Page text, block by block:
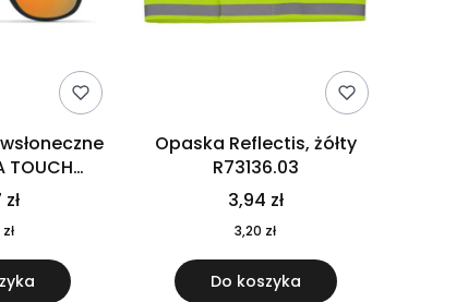
TOUCH
10
Opaska Reflectis, żółty
R73136.03
3,94 zł
3,20 zł
Do koszyka